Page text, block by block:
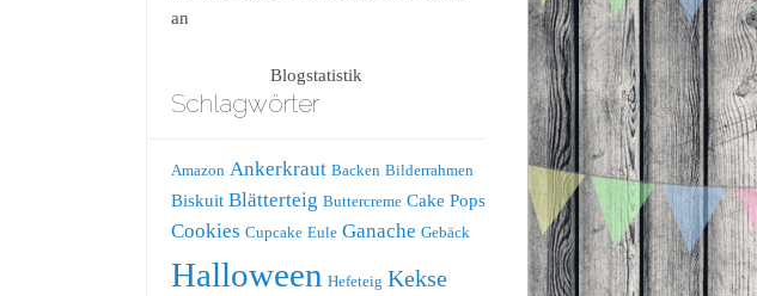
an
Blogstatistik
Schlagwörter
Amazon Ankerkraut Backen Bilderrahmen
Biskuit Blätterteig Buttercreme Cake Pops
Cookies Cupcake Eule Ganache Gebäck
Halloween Hefeteig Kekse